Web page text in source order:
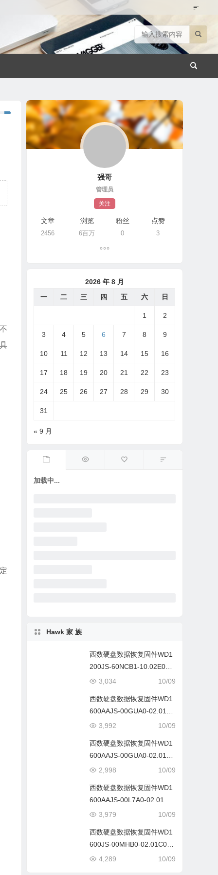
强哥
管理员
关注
文章
2456
浏览
6百万
粉丝
0
点赞
3
2026 年 8 月
一
二 三 四 五 六 日
1 2
3 4 5 6 7 8 9
10 11 12 13 14 15 16
17 18 19 20 21 22 23
24 25 26 27 28 29 30
31
« 9 月
加载中...
Hawk 家 族
西数硬盘数据恢复固件WD1
200JS-60NCB1-10.02E02-
WD-WCANMC359176-109
10/09
3,034
西数硬盘数据恢复固件WD1
600AAJS-00GUA0-02.01C0
3-WD-WCAS3188284-1-10
10/09
3,992
西数硬盘数据恢复固件WD1
600AAJS-00GUA0-02.01C0
3-WD-WCAS31882841-101
10/09
2,998
西数硬盘数据恢复固件WD1
600AAJS-00L7A0-02.01C0
3-WD-WAT897616498-001
10/09
3,979
西数硬盘数据恢复固件WD1
600JS-00MHB0-02.01C03-
WD-WCANM3491047-029
10/09
4,289